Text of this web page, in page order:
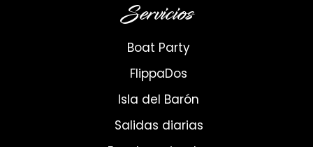
Servicios
Boat Party
FlippaDos
Isla del Barón
Salidas diarias